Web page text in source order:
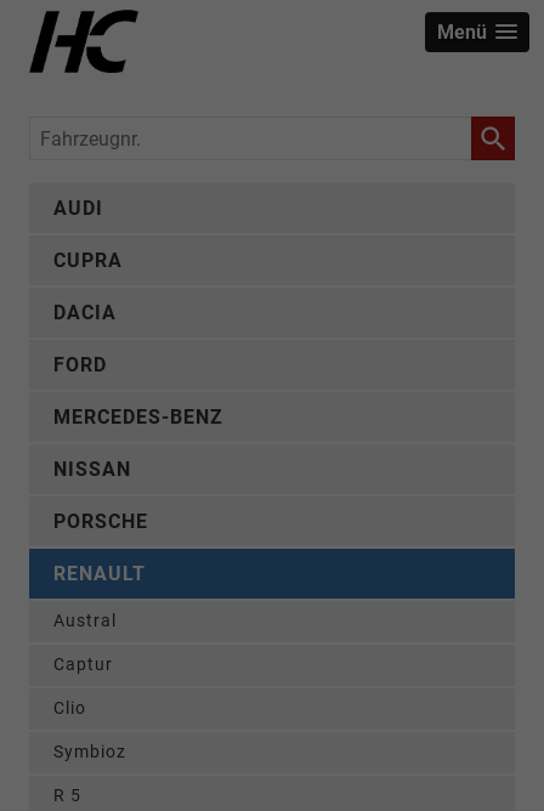
Menü
Fahrzeugnr.
AUDI
CUPRA
DACIA
FORD
MERCEDES-BENZ
NISSAN
PORSCHE
RENAULT
Austral
Captur
Clio
Symbioz
R 5